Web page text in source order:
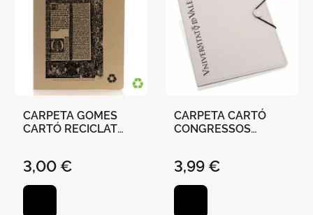
CARPETA GOMES
CARTÓ RECICLAT
3,00 €
CARPETA CARTÓ
CONGRESSOS
RECICLADA, AMB
3,99 €